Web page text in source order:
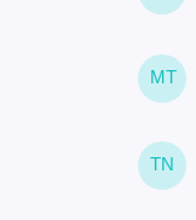
MT
TN